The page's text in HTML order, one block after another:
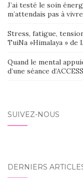
J’ai testé le soin
m’attendais pas à
Stress, fatigue,
TuiNa »Himalaya » de
Quand le mental
d’une séance
SUIVEZ-NOUS
DERNIERS